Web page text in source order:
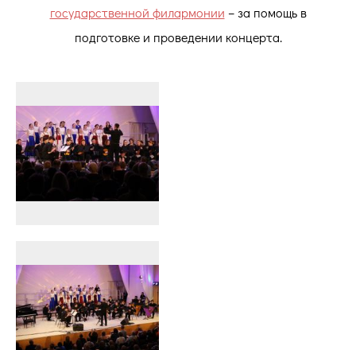
государственной филармонии – за помощь в
подготовке и проведении концерта.